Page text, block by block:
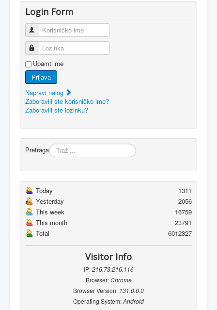
Login Form
Korisničko ime
Lozinka
Upamti me
Prijava
Napravi nalog
Zaboravili ste korisničko ime?
Zaboravili ste lozinku?
Pretraga
Today
1311
Yesterday
2056
This week
16759
This month
23791
Total
6012327
Visitor Info
IP:216.73.216.116
Browser:Chrome
Browser Version: 131.0.0.0
Operating System:Android